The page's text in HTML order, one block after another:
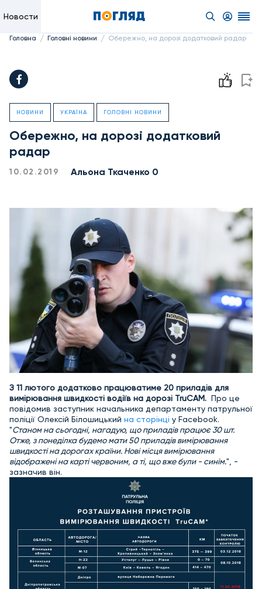
Новости
Головна / Головні новини / Обережно, на дорозі додатковий радар
НОВИНИ УКРАЇНА ГОЛОВНІ НОВИНИ
Обережно, на дорозі додатковий
радар
10.02.2019 Альона Ткаченко 0
З 11 лютого додатково працюватиме 20 приладів для
вимірювання швидкості водіїв на дорозі TruCAM. Про це
повідомив заступник начальника департаменту патрульної
поліції Олексій Білошицький на сторінці у Facebook.
"Станом на сьогодні, нагадую, що приладів працює 30 шт.
Отже, з понеділкабудемо мати 50 приладів вимірювання
швидкості на дорогах країни. Нові місця вимірювання
відображені на карті червоним, а ті, що вже були - синім.", -
зазначив він.